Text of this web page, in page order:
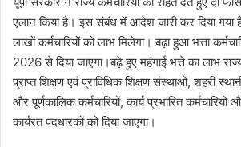
एलान किया है। इस संबंध में आदेश जारी कर दिया
लाखों कर्मचारियों को लाभ मिलेगा। बढ़ा हुआ भत्ता
2026 से दिया जाएगा।बढ़े हुए महंगाई भत्ते का लाभ
प्राप्त शिक्षण एवं प्राविधिक शिक्षण संस्थाओं, शहरी
और पूर्णकालिक कर्मचारियों, कार्य प्रभारित
कार्यरत पदधारकों को दिया जाएगा।